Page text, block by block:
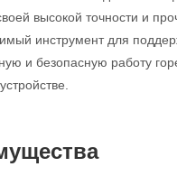
высокой точности и
инструмент для
и безопасную работу